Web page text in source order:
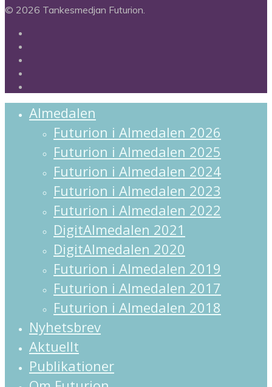
© 2026 Tankesmedjan Futurion.
Almedalen
Futurion i Almedalen 2026
Futurion i Almedalen 2025
Futurion i Almedalen 2024
Futurion i Almedalen 2023
Futurion i Almedalen 2022
DigitAlmedalen 2021
DigitAlmedalen 2020
Futurion i Almedalen 2019
Futurion i Almedalen 2017
Futurion i Almedalen 2018
Nyhetsbrev
Aktuellt
Publikationer